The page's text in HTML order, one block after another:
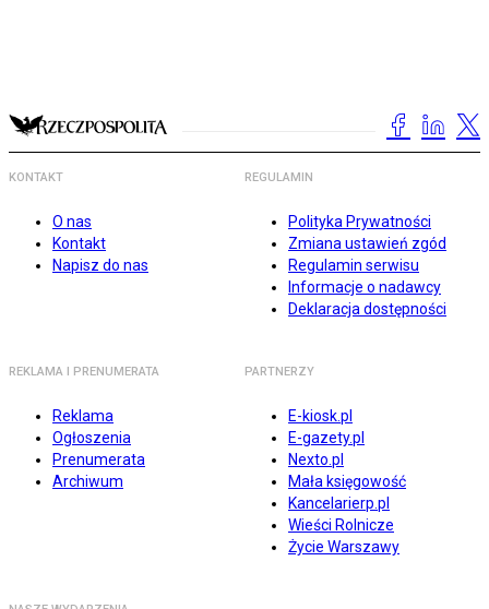
KONTAKT
O nas
Kontakt
Napisz do nas
REGULAMIN
Polityka Prywatności
Zmiana ustawień zgód
Regulamin serwisu
Informacje o nadawcy
Deklaracja dostępności
REKLAMA I PRENUMERATA
Reklama
Ogłoszenia
Prenumerata
Archiwum
PARTNERZY
E-kiosk.pl
E-gazety.pl
Nexto.pl
Mała księgowość
Kancelarierp.pl
Wieści Rolnicze
Życie Warszawy